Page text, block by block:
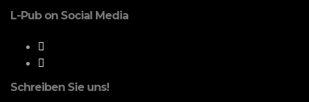
L-Pub on Social Media
Schreiben Sie uns!